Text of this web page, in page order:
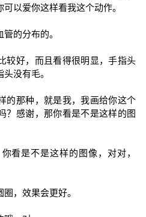
以爱你这样看我这个动作。
的分布的。
较好，而且看得很明显，手指头
没有毛。
的那种，就是我，我画给你这个
？感谢，那你看是不是这样的图
看是不是这样的图像，对对，
，效果会更好。